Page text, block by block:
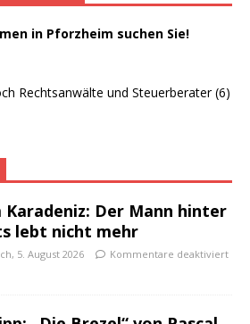
in Pforzheim suchen Sie!
Rechtsanwälte und Steuerberater (6)
Karadeniz: Der Mann hinter
lebt nicht mehr
5. August 2026 Kommentare deaktiviert